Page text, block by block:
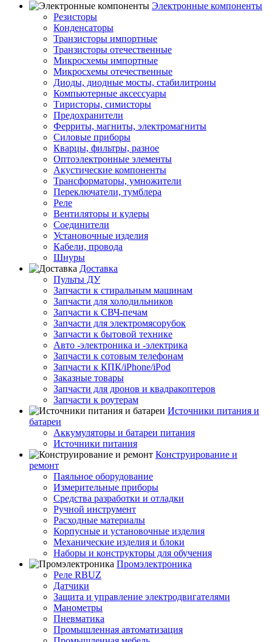
Электронные компоненты
Резисторы
Конденсаторы
Транзисторы импортные
Транзисторы отечественные
Микросхемы импортные
Микросхемы отечественные
Диоды, диодные мосты, стабилитроны
Компьютерные аксессуары
Тиристоры, симисторы
Предохранители
Ферриты, магниты, электромагниты
Силовые приборы
Кварцы, фильтры, разное
Оптоэлектронные элементы
Акустические компоненты
Трансформаторы, умножители
Переключатели, тумблера
Реле
Вентиляторы и кулеры
Соединители
Установочные изделия
Кабели, провода
Шнуры
Доставка
Пульты ДУ
Запчасти к стиральным машинам
Запчасти для холодильников
Запчасти к СВЧ-печам
Запчасти для электромясорубок
Запчасти к бытовой технике
Авто -электроника и -электрика
Запчасти к сотовым телефонам
Запчасти к КПК/iPhone/iPod
Заказные товары
Запчасти для дронов и квадракоптеров
Запчасти к роутерам
Источники питания и
батареи
Аккумуляторы и батареи питания
Источники питания
Конструирование и
ремонт
Паяльное оборудование
Измерительные приборы
Средства разработки и отладки
Ручной инструмент
Расходные материалы
Корпусные и установочные изделия
Механические изделия и блоки
Наборы и конструкторы для обучения
Промэлектроника
Реле RBUZ
Датчики
Защита и управление электродвигателями
Манометры
Пневматика
Промышленная автоматизация